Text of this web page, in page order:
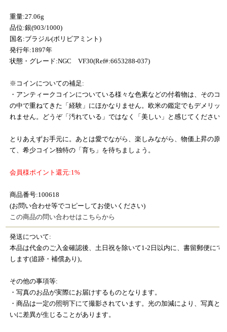
重量:27.06g
品位:銀(903/1000)
国名:ブラジル(ボリビアミント)
発行年:1897年
状態・グレード:NGC VF30(Ref#:6653288-037)
※コインについての補足:
・アンティークコインについている様々な色素などの付着物は、そのコ
の中で重ねてきた「経験」にほかなりません。欧米の鑑定でもデメリッ
れません。どうぞ「汚れている」ではなく「美しい」と感じてください。
とりあえずお手元に。あとは愛でながら、楽しみながら、物価上昇の原
て、希少コイン独特の「育ち」を待ちましょう。
会員様ポイント還元:1%
商品番号:100618
(お問い合わせ等でコピーしてお使いください)
この商品の問い合わせはこちらから
発送について:
本品は代金のご入金確認後、土日祝を除いて1-2日以内に、書留郵便にて
します(追跡・補償あり)。
その他の事項等:
・写真のお品が実際にお届けするものとなります。
・商品は一定の照明下にて撮影されています。光の加減により、写真と
いに差異が生じることがあります。